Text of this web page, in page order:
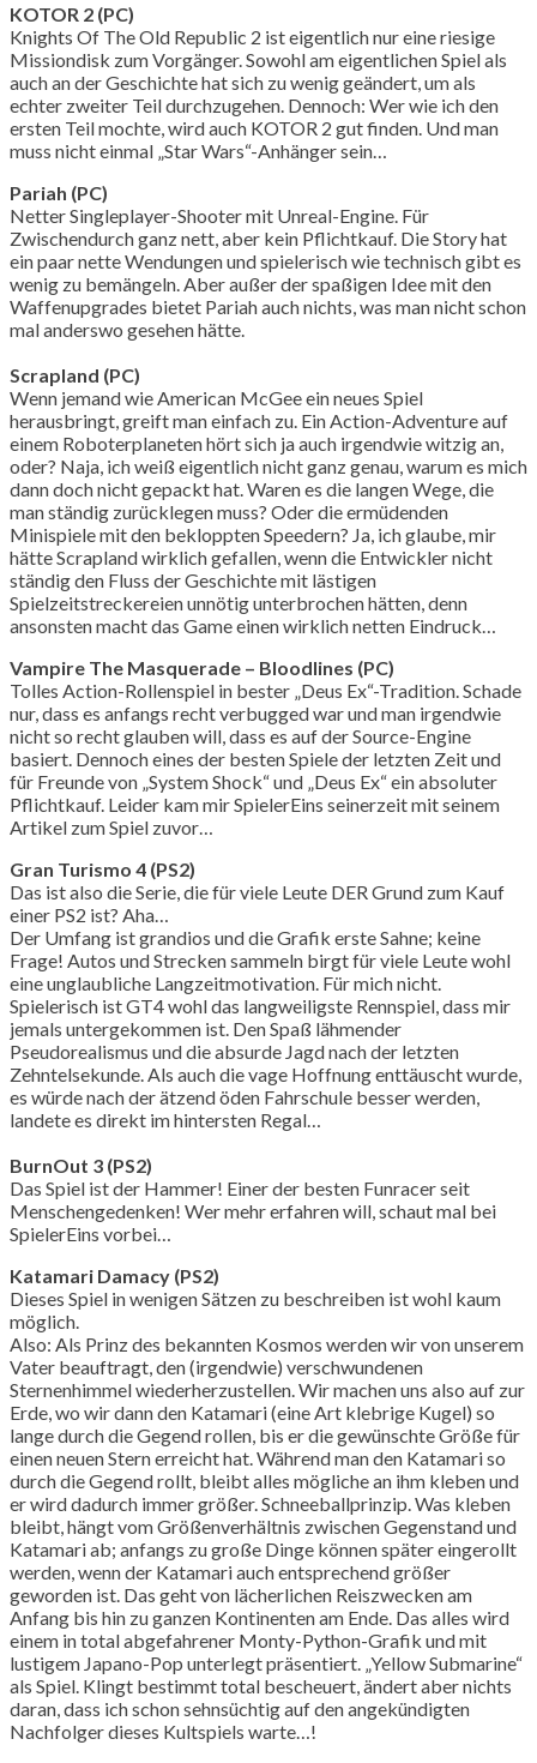
KOTOR 2 (PC)
Knights Of The Old Republic 2 ist eigentlich nur eine riesige
Missiondisk zum Vorgänger. Sowohl am eigentlichen Spiel als
auch an der Geschichte hat sich zu wenig geändert, um als
echter zweiter Teil durchzugehen. Dennoch: Wer wie ich den
ersten Teil mochte, wird auch KOTOR 2 gut finden. Und man
muss nicht einmal „Star Wars“-Anhänger sein…
Pariah (PC)
Netter Singleplayer-Shooter mit Unreal-Engine. Für
Zwischendurch ganz nett, aber kein Pflichtkauf. Die Story hat
ein paar nette Wendungen und spielerisch wie technisch gibt es
wenig zu bemängeln. Aber außer der spaßigen Idee mit den
Waffenupgrades bietet Pariah auch nichts, was man nicht schon
mal anderswo gesehen hätte.
Scrapland (PC)
Wenn jemand wie American McGee ein neues Spiel
herausbringt, greift man einfach zu. Ein Action-Adventure auf
einem Roboterplaneten hört sich ja auch irgendwie witzig an,
oder? Naja, ich weiß eigentlich nicht ganz genau, warum es mich
dann doch nicht gepackt hat. Waren es die langen Wege, die
man ständig zurücklegen muss? Oder die ermüdenden
Minispiele mit den bekloppten Speedern? Ja, ich glaube, mir
hätte Scrapland wirklich gefallen, wenn die Entwickler nicht
ständig den Fluss der Geschichte mit lästigen
Spielzeitstreckereien unnötig unterbrochen hätten, denn
ansonsten macht das Game einen wirklich netten Eindruck…
Vampire The Masquerade – Bloodlines (PC)
Tolles Action-Rollenspiel in bester „Deus Ex“-Tradition. Schade
nur, dass es anfangs recht verbugged war und man irgendwie
nicht so recht glauben will, dass es auf der Source-Engine
basiert. Dennoch eines der besten Spiele der letzten Zeit und
für Freunde von „System Shock“ und „Deus Ex“ ein absoluter
Pflichtkauf. Leider kam mir SpielerEins seinerzeit mit seinem
Artikel zum Spiel zuvor…
Gran Turismo 4 (PS2)
Das ist also die Serie, die für viele Leute DER Grund zum Kauf
einer PS2 ist? Aha…
Der Umfang ist grandios und die Grafik erste Sahne; keine
Frage! Autos und Strecken sammeln birgt für viele Leute wohl
eine unglaubliche Langzeitmotivation. Für mich nicht.
Spielerisch ist GT4 wohl das langweiligste Rennspiel, dass mir
jemals untergekommen ist. Den Spaß lähmender
Pseudorealismus und die absurde Jagd nach der letzten
Zehntelsekunde. Als auch die vage Hoffnung enttäuscht wurde,
es würde nach der ätzend öden Fahrschule besser werden,
landete es direkt im hintersten Regal…
BurnOut 3 (PS2)
Das Spiel ist der Hammer! Einer der besten Funracer seit
Menschengedenken! Wer mehr erfahren will, schaut mal bei
SpielerEins vorbei…
Katamari Damacy (PS2)
Dieses Spiel in wenigen Sätzen zu beschreiben ist wohl kaum
möglich.
Also: Als Prinz des bekannten Kosmos werden wir von unserem
Vater beauftragt, den (irgendwie) verschwundenen
Sternenhimmel wiederherzustellen. Wir machen uns also auf zur
Erde, wo wir dann den Katamari (eine Art klebrige Kugel) so
lange durch die Gegend rollen, bis er die gewünschte Größe für
einen neuen Stern erreicht hat. Während man den Katamari so
durch die Gegend rollt, bleibt alles mögliche an ihm kleben und
er wird dadurch immer größer. Schneeballprinzip. Was kleben
bleibt, hängt vom Größenverhältnis zwischen Gegenstand und
Katamari ab; anfangs zu große Dinge können später eingerollt
werden, wenn der Katamari auch entsprechend größer
geworden ist. Das geht von lächerlichen Reiszwecken am
Anfang bis hin zu ganzen Kontinenten am Ende. Das alles wird
einem in total abgefahrener Monty-Python-Grafik und mit
lustigem Japano-Pop unterlegt präsentiert. „Yellow Submarine“
als Spiel. Klingt bestimmt total bescheuert, ändert aber nichts
daran, dass ich schon sehnsüchtig auf den angekündigten
Nachfolger dieses Kultspiels warte…!